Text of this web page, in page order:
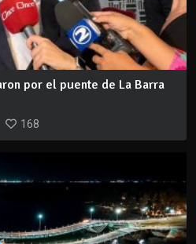
por el puente de La Barra
168